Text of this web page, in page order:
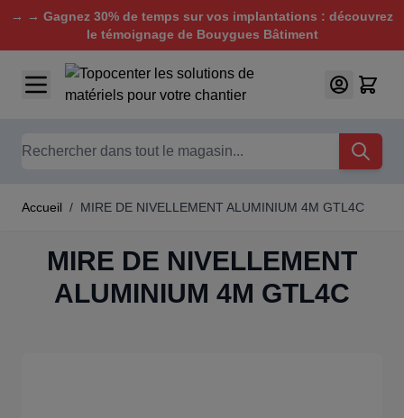
→ → Gagnez 30% de temps sur vos implantations : découvrez
le témoignage de Bouygues Bâtiment
Aller au contenu
Chercher
Accueil / MIRE DE NIVELLEMENT ALUMINIUM 4M GTL4C
MIRE DE NIVELLEMENT
ALUMINIUM 4M GTL4C